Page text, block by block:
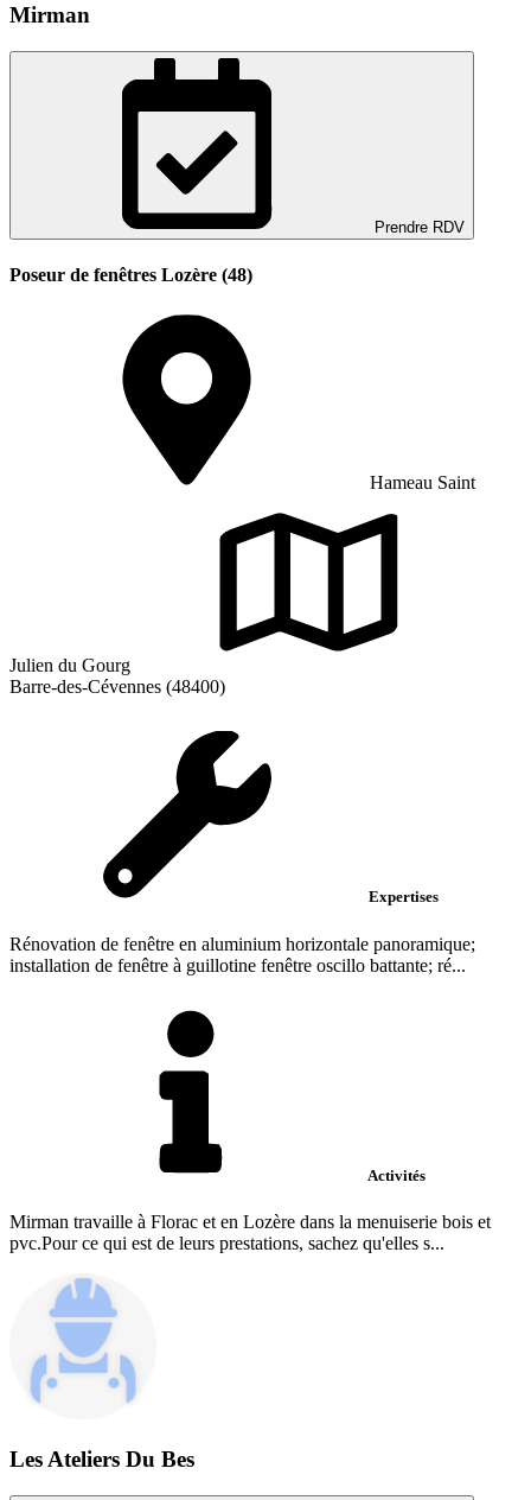
Mirman
Prendre RDV
Poseur de fenêtres Lozère (48)
Hameau Saint
Julien du Gourg
Barre-des-Cévennes (48400)
Expertises
Rénovation de fenêtre en aluminium horizontale panoramique;
installation de fenêtre à guillotine fenêtre oscillo battante; ré...
Activités
Mirman travaille à Florac et en Lozère dans la menuiserie bois et
pvc.Pour ce qui est de leurs prestations, sachez qu'elles s...
Les Ateliers Du Bes